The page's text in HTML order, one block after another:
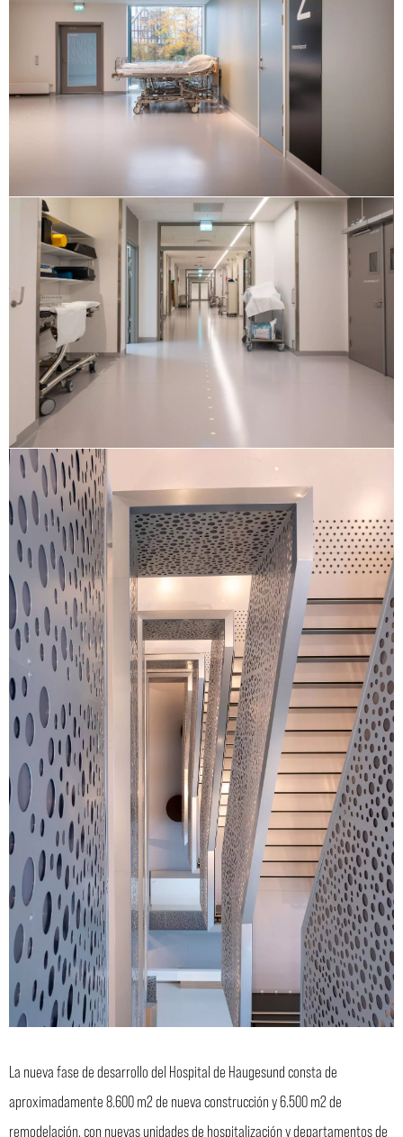
La nueva fase de desarrollo del Hospital de Haugesund consta de
aproximadamente 8.600 m2 de nueva construcción y 6.500 m2 de
remodelación, con nuevas unidades de hospitalización y departamentos de